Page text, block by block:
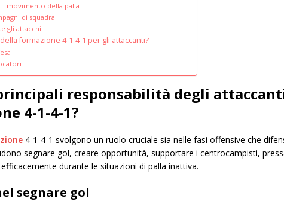
movimento della palla
di squadra
gli attacchi
formazione 4-1-4-1 per gli attaccanti?
responsabilità degli
4-1-4-1?
4-1-4-1 svolgono un ruolo cruciale sia nelle fasi offensive che
segnare gol, creare opportunità, supportare i centrocampisti,
durante le situazioni di palla inattiva.
segnare gol